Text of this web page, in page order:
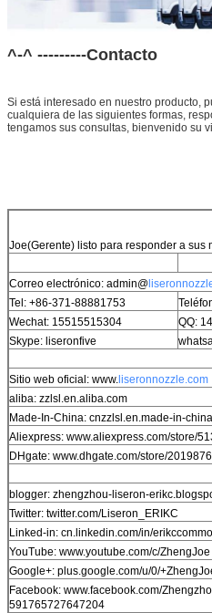
^-^ ---------Contacto
Si está interesado en nuestro producto,
cualquiera de las siguientes formas,
tengamos sus consultas, bienvenido su
Joe(Gerente) listo para responder a sus
Correo electrónico: admin@
Tel: +86-371-88881753
Wechat: 15515515304
QQ:
Skype: liseronfive
Sitio web oficial: www. liseronnozzle.com
aliba: zzlsl.en.aliba.com
Made-In-China: cnzzlsl.en.made-in-
Aliexpress: www.aliexpress.com/store/
DHgate: www.dhgate.com/store/
blogger: zhengzhou-liseron-
Twitter: twitter.com/Liseron_ERIKC
Linked-in: cn.linkedin.com/in/
YouTube: www.youtube.com/c/ZhengJoe
Google+: plus.google.com/u/0/
Facebook: www.facebook.com/
591765727647204